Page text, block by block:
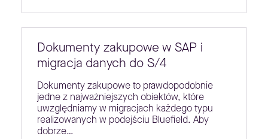
Dokumenty zakupowe w SAP i
migracja danych do S/4
Dokumenty zakupowe to prawdopodobnie
jedne z najważniejszych obiektów, które
uwzględniamy w migracjach każdego typu
realizowanych w podejściu Bluefield. Aby
dobrze…